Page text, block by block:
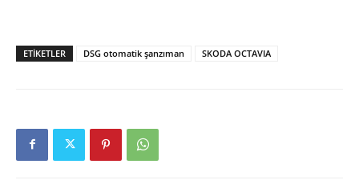
ETIKETLER DSG otomatik şanzıman SKODA OCTAVIA